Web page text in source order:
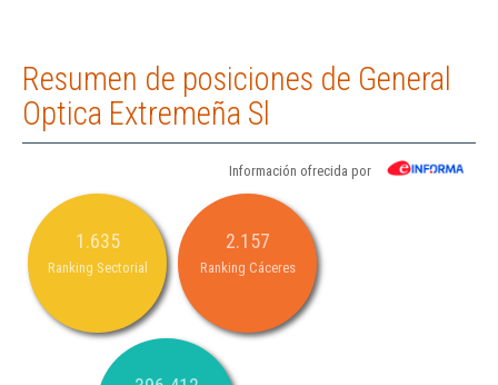
Resumen de posiciones de General
Optica Extremeña Sl
Información ofrecida por
1.635
Ranking Sectorial
2.157
Ranking Cáceres